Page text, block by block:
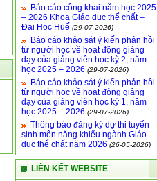
Báo cáo công khai năm học 2025
– 2026 Khoa Giáo dục thể chất –
Đại Học Huế (29-07-2026)
Báo cáo khảo sát ý kiến phản hồi
từ người học về hoạt động giảng
dạy của giảng viên học kỳ 2, năm
học 2025 – 2026 (29-07-2026)
Báo cáo khảo sát ý kiến phản hồi
từ người học về hoạt động giảng
dạy của giảng viên học kỳ 1, năm
học 2025 – 2026 (29-07-2026)
Thông báo đăng ký dự thi tuyển
sinh môn năng khiếu ngành Giáo
dục thể chất năm 2026 (26-05-2026)
LIÊN KẾT WEBSITE